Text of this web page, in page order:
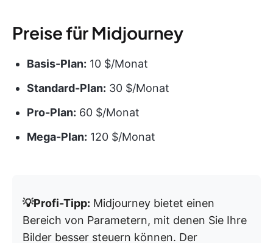
Preise für Midjourney
Basis-Plan: 10 $/Monat
Standard-Plan: 30 $/Monat
Pro-Plan: 60 $/Monat
Mega-Plan: 120 $/Monat
💡Profi-Tipp: Midjourney bietet einen
Bereich von Parametern, mit denen Sie Ihre
Bilder besser steuern können. Der